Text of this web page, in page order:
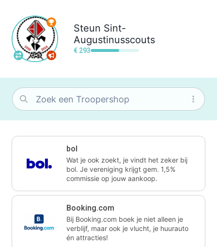
Steun Sint-
Augustinusscouts
€ 293
bol
Wat je ook zoekt, je vindt het zeker bij
bol. Je vereniging krijgt gem. 1,5%
commissie op jouw aankoop.
Booking.com
Bij Booking.com boek je niet alleen je
verblijf, maar ook je vlucht, je huurauto
én attracties!